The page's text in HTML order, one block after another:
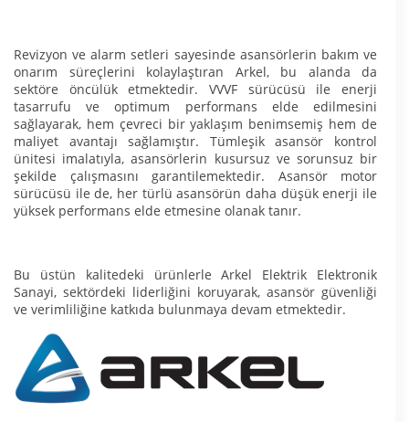
Revizyon ve alarm setleri sayesinde asansörlerin bakım ve
onarım süreçlerini kolaylaştıran Arkel, bu alanda da
sektöre öncülük etmektedir. VVVF sürücüsü ile enerji
tasarrufu ve optimum performans elde edilmesini
sağlayarak, hem çevreci bir yaklaşım benimsemiş hem de
maliyet avantajı sağlamıştır. Tümleşik asansör kontrol
ünitesi imalatıyla, asansörlerin kusursuz ve sorunsuz bir
şekilde çalışmasını garantilemektedir. Asansör motor
sürücüsü ile de, her türlü asansörün daha düşük enerji ile
yüksek performans elde etmesine olanak tanır.
Bu üstün kalitedeki ürünlerle Arkel Elektrik Elektronik
Sanayi, sektördeki liderliğini koruyarak, asansör güvenliği
ve verimliliğine katkıda bulunmaya devam etmektedir.